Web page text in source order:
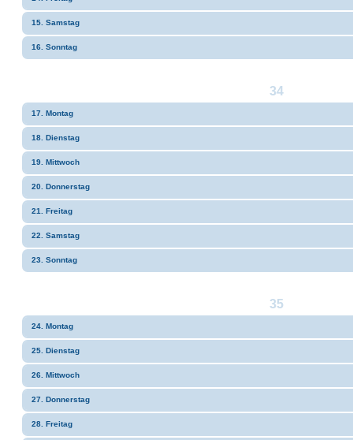
15. Samstag
16. Sonntag
34
17. Montag
18. Dienstag
19. Mittwoch
20. Donnerstag
21. Freitag
22. Samstag
23. Sonntag
35
24. Montag
25. Dienstag
26. Mittwoch
27. Donnerstag
28. Freitag